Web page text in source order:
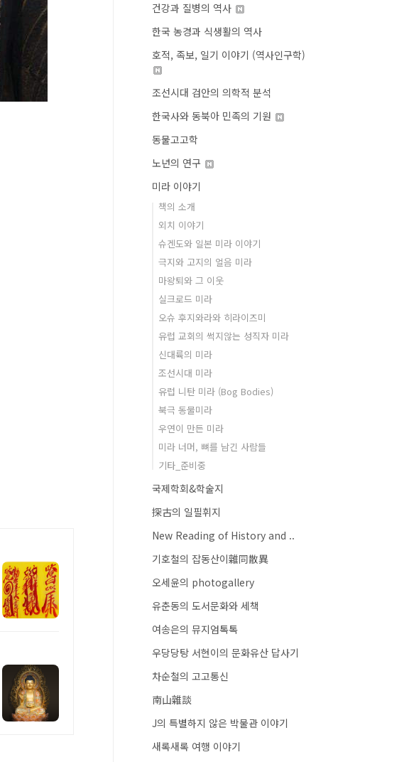
건강과 질병의 역사
한국 농경과 식생활의 역사
호적, 족보, 일기 이야기 (역사인구학)
조선시대 검안의 의학적 분석
한국사와 동북아 민족의 기원
동물고고학
노년의 연구
미라 이야기
책의 소개
외치 이야기
슈겐도와 일본 미라 이야기
극지와 고지의 얼음 미라
마왕퇴와 그 이웃
실크로드 미라
오슈 후지와라와 히라이즈미
유럽 교회의 썩지않는 성직자 미라
신대륙의 미라
조선시대 미라
유럽 니탄 미라 (Bog Bodies)
북극 동물미라
우연이 만든 미라
미라 너머, 뼈를 남긴 사람들
기타_준비중
국제학회&학술지
探古의 일필휘지
New Reading of History and ..
기호철의 잡동산이雜同散異
오세윤의 photogallery
유춘동의 도서문화와 세책
여송은의 뮤지엄톡톡
우당당탕 서현이의 문화유산 답사기
차순철의 고고통신
南山雜談
J의 특별하지 않은 박물관 이야기
새록새록 여행 이야기